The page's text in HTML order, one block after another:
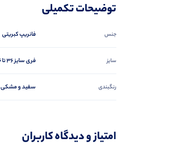
توضیحات تکمیلی
جنس فانریپ کبریتی
سایز فری سایز ۳۶ تا ۴۶
رنگبندی سفید و مشکی
امتیاز و دیدگاه کاربران